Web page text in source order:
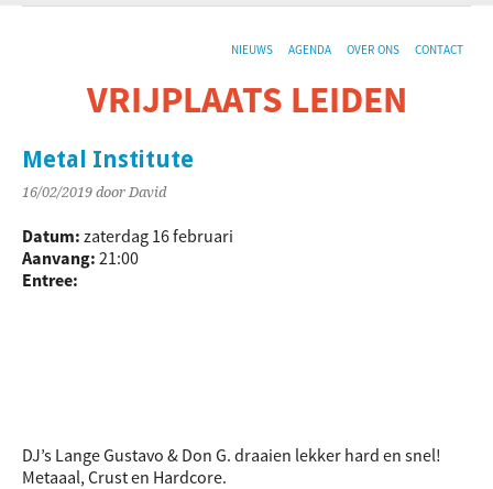
NIEUWS AGENDA OVER ONS CONTACT
VRIJPLAATS LEIDEN
Metal Institute
16/02/2019 door David
Datum: zaterdag 16 februari
Aanvang: 21:00
Entree:
DJ’s Lange Gustavo & Don G. draaien lekker hard en snel!
Metaaal, Crust en Hardcore.